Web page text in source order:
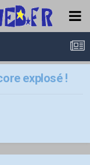
explosé !